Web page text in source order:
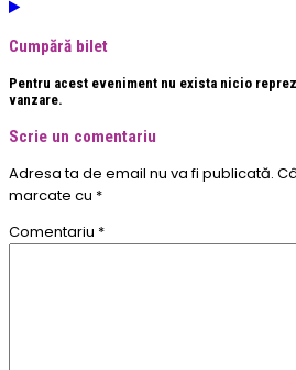
Cumpără bilet
Pentru acest eveniment nu exista nicio
vanzare.
Scrie un comentariu
Adresa ta de email nu va fi publicată.
marcate cu *
Comentariu *